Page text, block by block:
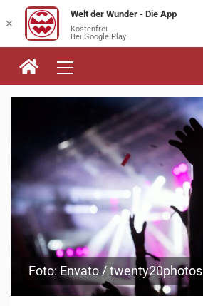
Zum
Inhalt
springen
Foto: Envato / twenty20photos
✕
Welt der Wunder - Die App
Kostenfrei
Bei Google Play